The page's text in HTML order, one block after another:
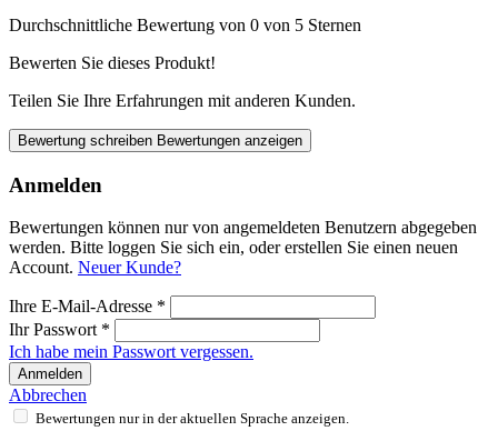
Durchschnittliche Bewertung von 0 von 5 Sternen
Bewerten Sie dieses Produkt!
Teilen Sie Ihre Erfahrungen mit anderen Kunden.
Bewertung schreiben Bewertungen anzeigen
Anmelden
Bewertungen können nur von angemeldeten Benutzern abgegeben
werden. Bitte loggen Sie sich ein, oder erstellen Sie einen neuen
Account. Neuer Kunde?
Ihre E-Mail-Adresse *
Ihr Passwort *
Ich habe mein Passwort vergessen.
Anmelden
Abbrechen
Bewertungen nur in der aktuellen Sprache anzeigen.